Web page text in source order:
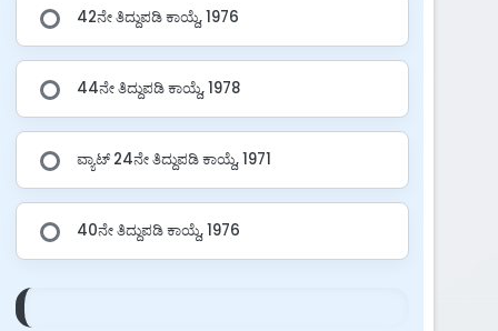
42ನೇ ತಿದ್ದುಪಡಿ ಕಾಯ್ದೆ, 1976
44ನೇ ತಿದ್ದುಪಡಿ ಕಾಯ್ದೆ, 1978
ವ್ಯಾಟ್ 24ನೇ ತಿದ್ದುಪಡಿ ಕಾಯ್ದೆ, 1971
40ನೇ ತಿದ್ದುಪಡಿ ಕಾಯ್ದೆ, 1976